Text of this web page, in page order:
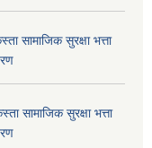
सामाजिक सुरक्षा भत्ता
सामाजिक सुरक्षा भत्ता